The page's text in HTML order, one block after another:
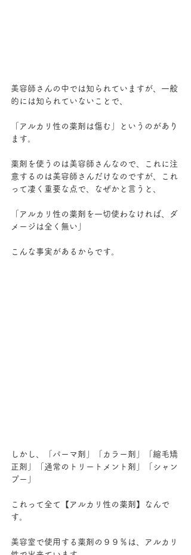
美容師さんの中では知られていますが、一般
的には知られていないことで、
「アルカリ性の薬剤は傷む」というのがあり
ます。
薬剤を使うのは美容師さんなので、これに注
意するのは美容師さんだけなのですが、これ
って凄く重要な点で、なぜかと言うと、
「アルカリ性の薬剤を一切使わなければ、ダ
メージは全く無い」
こんな事実があるからです。
しかし、「パーマ剤」「カラー剤」「縮毛矯
正剤」「通常のトリートメント剤」「シャン
プー」
これって全て【アルカリ性の薬剤】なんで
す。
美容室で使用する薬剤の９９％は、アルカリ